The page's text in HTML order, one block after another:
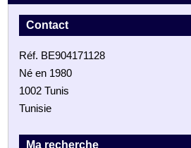
Contact
Réf. BE904171128
Né en 1980
1002 Tunis
Tunisie
Ma recherche